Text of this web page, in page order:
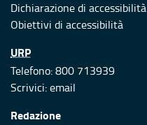
Dichiarazione di accessibilità
Obiettivi di accessibilità
URP
Telefono: 800 713939
Scrivici:email
Redazione